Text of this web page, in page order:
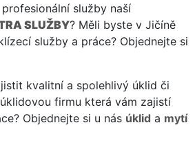
profesionální služby naší
SLUŽBY? Měli byste v Jičíně
služby a práce? Objednejte si
kvalitní a spolehlivý úklid či
firmu která vám zajistí
Objednejte si u nás úklid a mytí